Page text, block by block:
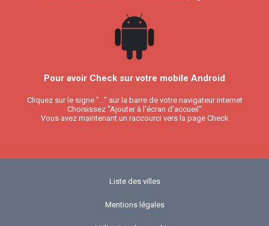
Pour avoir Check sur votre mobile Android
Cliquez sur le signe "..." sur la barre de votre navigateur internet
Choisissez "Ajouter à l'écran d'accueil"
Vous avez maintenant un raccourci vers la page Check
Liste des villes
Mentions légales